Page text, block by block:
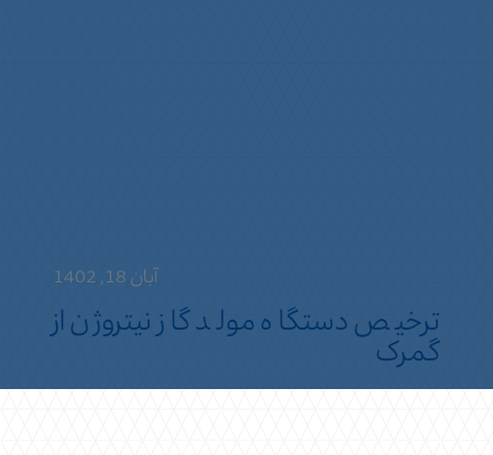
آبان 18, 1402
ترخیص دستگاه مولد گاز نیتروژن از
گمرک